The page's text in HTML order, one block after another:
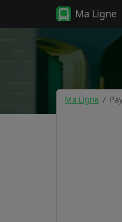
Ma Ligne
Ma Ligne